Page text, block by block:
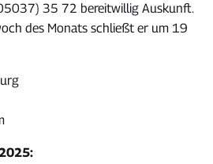
35 72 bereitwillig Auskunft.
des Monats schließt er um 19